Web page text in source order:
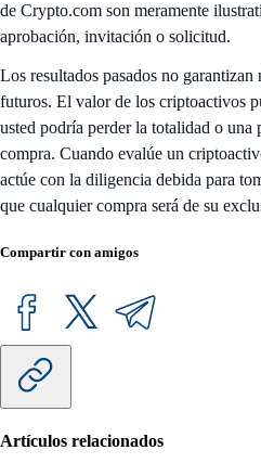
de Crypto.com son meramente
aprobación, invitación o solicitud.
Los resultados pasados no
futuros. El valor de los criptoactivos
usted podría perder la totalidad o una
compra. Cuando evalúe un
actúe con la diligencia debida para
que cualquier compra será de su
Compartir con amigos
Artículos relacionados